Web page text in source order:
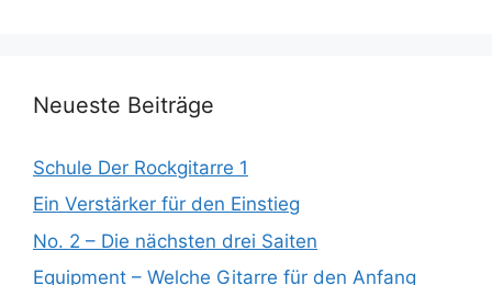
Neueste Beiträge
Schule Der Rockgitarre 1
Ein Verstärker für den Einstieg
No. 2 – Die nächsten drei Saiten
Equipment – Welche Gitarre für den Anfang